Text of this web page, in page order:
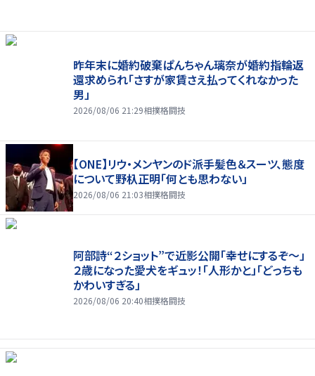
昨年末に婚約破棄ぱんちゃん璃奈が婚約指輪返
還求められ「さすが家賃さえ払ってくれなかった
男」
2026/08/06 21:29相撲格闘技
【ONE】リウ・メンヤンのド派手髪色＆スーツ、態度
について野杁正明「何とも思わない」
2026/08/06 21:03相撲格闘技
阿部詩“２ショット”で近影公開「幸せにするぞ〜」
２歳になった愛犬をギュッ！「人形かと」「どっちも
かわいすぎる」
2026/08/06 20:40相撲格闘技